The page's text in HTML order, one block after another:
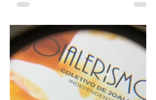
sempre reservaram um espaço...